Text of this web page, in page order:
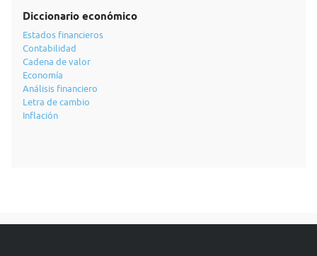
Diccionario económico
Estados financieros
Contabilidad
Cadena de valor
Economía
Análisis financiero
Letra de cambio
Inflación